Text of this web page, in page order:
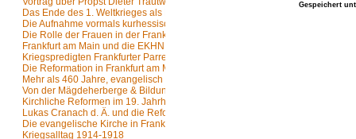
Das Ende des 1. Weltkrieges als Epochenumbruch für die Frankfurter Kirche
Die Aufnahme vormals kurhessischer und nassauischer Gemeinden (2019)
Die Rolle der Frauen in der Frankfurter Kirche (2019)
Frankfurt am Main und die EKHN (2014)
Kriegspredigten Frankfurter Parrer 1914 – 1918 (2016)
Die Reformation in Frankfurt am Main
Mehr als 460 Jahre, evangelisch in Nied
Von der Mägdeherberge & Bildungsschule in der Mühlbruchstraße zum
Kirchliche Reformen im 19. Jahrhundert als Schritte zur Selbständigkeit
Lukas Cranach d. Ä. und die Reformation
Die evangelische Kirche in Frankfurt a. M. nach dem 2. Weltkrieg
Kriegsalltag 1914-1918
Gespeichert